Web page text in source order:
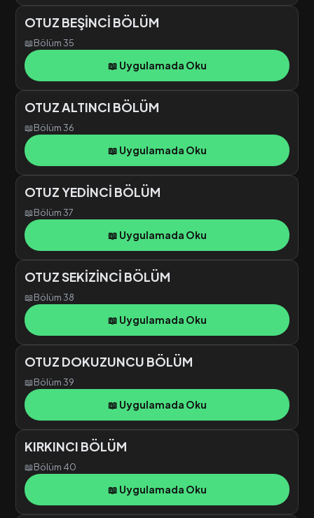
OTUZ BEŞİNCİ BÖLÜM
📖Bölüm 35
📖 Uygulamada Oku
OTUZ ALTINCI BÖLÜM
📖Bölüm 36
📖 Uygulamada Oku
OTUZ YEDİNCİ BÖLÜM
📖Bölüm 37
📖 Uygulamada Oku
OTUZ SEKİZİNCİ BÖLÜM
📖Bölüm 38
📖 Uygulamada Oku
OTUZ DOKUZUNCU BÖLÜM
📖Bölüm 39
📖 Uygulamada Oku
KIRKINCI BÖLÜM
📖Bölüm 40
📖 Uygulamada Oku